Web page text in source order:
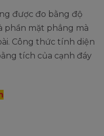
được đo bằng độ
phần mặt phẳng mà
Công thức tính diện
tích của cạnh đáy